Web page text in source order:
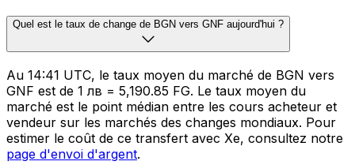
Quel est le taux de change de BGN vers GNF aujourd'hui ?
Au 14:41 UTC, le taux moyen du marché de BGN vers
GNF est de 1 лв = 5,190.85 FG. Le taux moyen du
marché est le point médian entre les cours acheteur et
vendeur sur les marchés des changes mondiaux. Pour
estimer le coût de ce transfert avec Xe, consultez notre
page d'envoi d'argent.